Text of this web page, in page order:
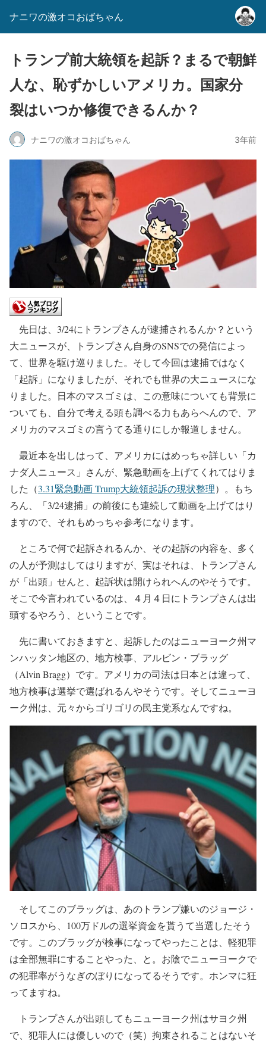
ナニワの激オコおばちゃん
トランプ前大統領を起訴？まるで朝鮮
人な、恥ずかしいアメリカ。国家分
裂はいつか修復できるんか？
ナニワの激オコおばちゃん 3年前
先日は、3/24にトランプさんが逮捕されるんか？という
大ニュースが、トランプさん自身のSNSでの発信によっ
て、世界を駆け巡りました。そして今回は逮捕ではなく
「起訴」になりましたが、それでも世界の大ニュースにな
りました。日本のマスゴミは、この意味についても背景に
ついても、自分で考える頭も調べる力もあらへんので、ア
メリカのマスゴミの言うてる通りにしか報道しません。
最近本を出しはって、アメリカにはめっちゃ詳しい「カ
ナダ人ニュース」さんが、緊急動画を上げてくれてはりま
した（3.31緊急動画 Trump大統領起訴の現状整理）。もち
ろん、「3/24逮捕」の前後にも連続して動画を上げてはり
ますので、それもめっちゃ参考になります。
ところで何で起訴されるんか、その起訴の内容を、多く
の人が予測はしてはりますが、実はそれは、トランプさん
が「出頭」せんと、起訴状は開けられへんのやそうです。
そこで今言われているのは、４月４日にトランプさんは出
頭するやろう、ということです。
先に書いておきますと、起訴したのはニューヨーク州マ
ンハッタン地区の、地方検事、アルビン・ブラッグ
（Alvin Bragg）です。アメリカの司法は日本とは違って、
地方検事は選挙で選ばれるんやそうです。そしてニューヨ
ーク州は、元々からゴリゴリの民主党系なんですね。
そしてこのブラッグは、あのトランプ嫌いのジョージ・
ソロスから、100万ドルの選挙資金を貰うて当選したそう
です。このブラッグが検事になってやったことは、軽犯罪
は全部無罪にすることやった、と。お陰でニューヨークで
の犯罪率がうなぎのぼりになってるそうです。ホンマに狂
ってますね。
トランプさんが出頭してもニューヨーク州はサヨク州
で、犯罪人には優しいので（笑）拘束されることはないそ